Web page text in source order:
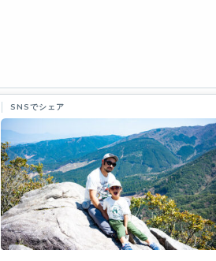
SNSでシェア